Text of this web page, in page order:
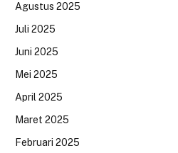
Agustus 2025
Juli 2025
Juni 2025
Mei 2025
April 2025
Maret 2025
Februari 2025